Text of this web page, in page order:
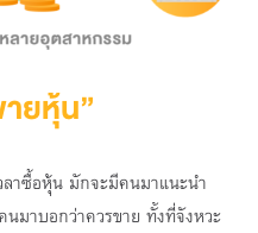
ยหุ้น”
าซื้อหุ้น มักจะมีคนมาแนะนำ
นมาบอกว่าควรขาย ทั้งที่จังหวะ